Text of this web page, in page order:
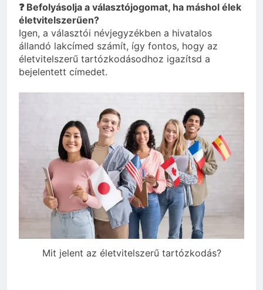
❓ Befolyásolja a választójogomat, ha máshol élek
életvitelszerűen?
Igen, a választói névjegyzékben a hivatalos
állandó lakcímed számít, így fontos, hogy az
életvitelszerű tartózkodásodhoz igazítsd a
bejelentett címedet.
Mit jelent az életvitelszerű tartózkodás?